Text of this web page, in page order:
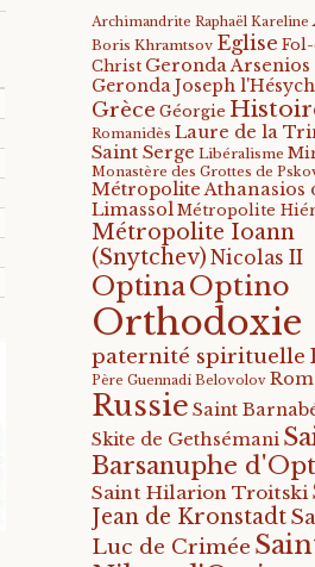
Archimandrite Raphaël Kareline
Boris Khramtsov Eglise
Christ Geronda Arsenios
Geronda Joseph
Grèce Géorgie
Romanidès Laure de la
Saint Serge Libéralisme
Monastère des Grottes de
Métropolite Athanasios
Limassol Métropolite
Métropolite Ioann
(Snytchev) Nicolas II
OptinaOptino
Orthodoxie
paternité spirituelle
Père Guennadi Belovolov
Russie Saint
Skite de Gethsémani
Barsanuphe
Saint Hilarion Troitski
Jean de Kronstadt
Luc de Crimée